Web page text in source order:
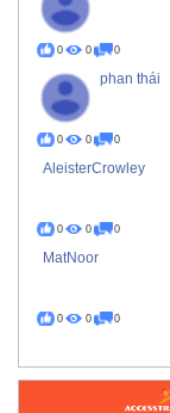
0 0 0
phan thái
0 0 0
AleisterCrowley
0 0 0
MatNoor
0 0 0